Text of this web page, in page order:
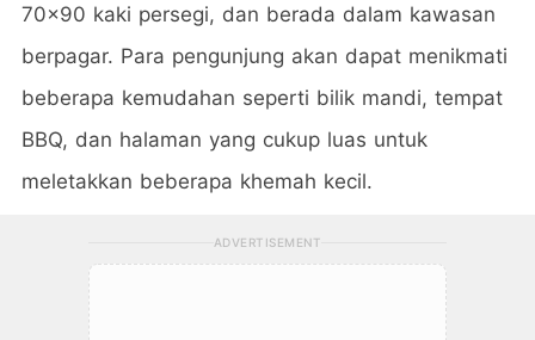
70x90 kaki persegi, dan berada dalam kawasan
berpagar. Para pengunjung akan dapat menikmati
beberapa kemudahan seperti bilik mandi, tempat
BBQ, dan halaman yang cukup luas untuk
meletakkan beberapa khemah kecil.
ADVERTISEMENT